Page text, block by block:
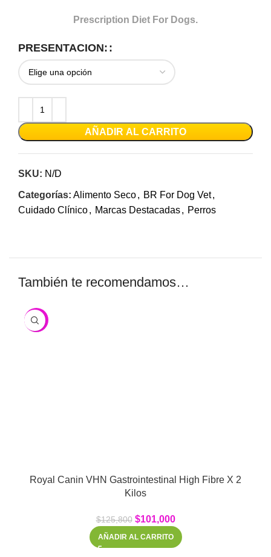
Prescription Diet For Dogs.
PRESENTACION:
AÑADIR AL CARRITO
SKU: N/D
Categorías: Alimento Seco, BR For Dog Vet,
Cuidado Clínico, Marcas Destacadas, Perros
También te recomendamos…
-20%
Royal Canin VHN Gastrointestinal High Fibre X 2
Kilos
$125,800 $101,000
AÑADIR AL CARRITO